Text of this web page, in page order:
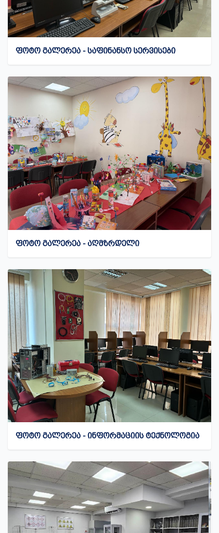
ᲤᲝᲢᲝ ᲒᲐᲚᲔᲠᲔᲐ - ᲡᲐᲤᲘᲜᲐᲜᲡᲝ ᲡᲔᲠᲕᲘᲡᲔᲑᲘ
ᲤᲝᲢᲝ ᲒᲐᲚᲔᲠᲔᲐ - ᲐᲦᲛᲖᲠᲓᲔᲚᲘ
ᲤᲝᲢᲝ ᲒᲐᲚᲔᲠᲔᲐ - ᲘᲜᲤᲝᲠᲛᲐᲪᲘᲘᲡ ᲢᲔᲥᲜᲝᲚᲝᲒᲘᲐ